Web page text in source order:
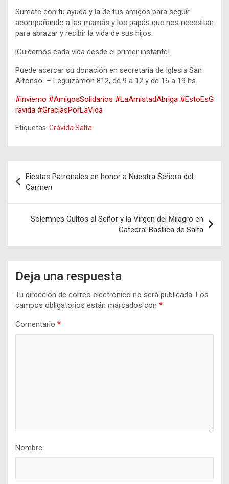
Sumate con tu ayuda y la de tus amigos para seguir
acompañando a las mamás y los papás que nos necesitan
para abrazar y recibir la vida de sus hijos.
¡Cuidemos cada vida desde el primer instante!
Puede acercar su donación en secretaria de Iglesia San
Alfonso – Leguizamón 812, de 9 a 12 y de 16 a 19 hs.
#invierno #AmigosSolidarios #LaAmistadAbriga #EstoEsG
ravida #GraciasPorLaVida
Etiquetas: Grávida Salta
de
entradas
Fiestas Patronales en honor a Nuestra Señora del
Carmen
Solemnes Cultos al Señor y la Virgen del Milagro en
Catedral Basílica de Salta
Deja una respuesta
Tu dirección de correo electrónico no será publicada. Los
campos obligatorios están marcados con *
Comentario *
Nombre